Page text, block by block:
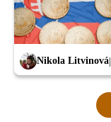
Nikola Litvinová